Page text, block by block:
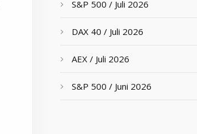
S&P 500 / Juli 2026
DAX 40 / Juli 2026
AEX / Juli 2026
S&P 500 / Juni 2026